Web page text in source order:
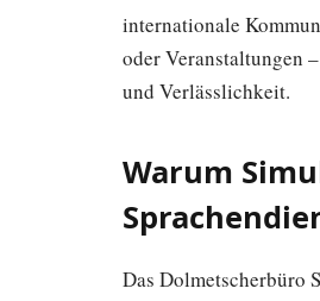
internationale
oder Veranstaltungen
und Verlässlichkeit.
Warum
Das Dolmetscherbüro